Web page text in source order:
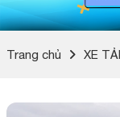
Trang chủ XE